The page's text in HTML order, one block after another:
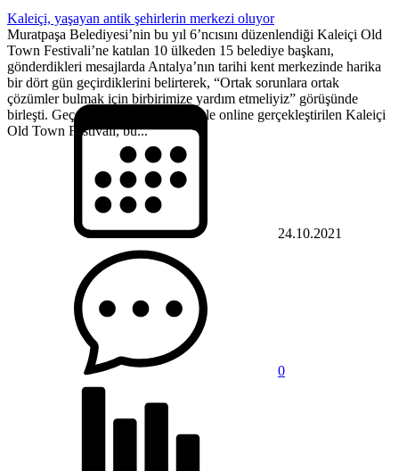
Kaleiçi, yaşayan antik şehirlerin merkezi oluyor
Muratpaşa Belediyesi’nin bu yıl 6’ncısını düzenlendiği Kaleiçi Old
Town Festivali’ne katılan 10 ülkeden 15 belediye başkanı,
gönderdikleri mesajlarda Antalya’nın tarihi kent merkezinde harika
bir dört gün geçirdiklerini belirterek, “Ortak sorunlara ortak
çözümler bulmak için birbirimize yardım etmeliyiz” görüşünde
birleşti. Geçen yıl pandemi nedeniyle online gerçekleştirilen Kaleiçi
Old Town Festivali, bu...
24.10.2021
0